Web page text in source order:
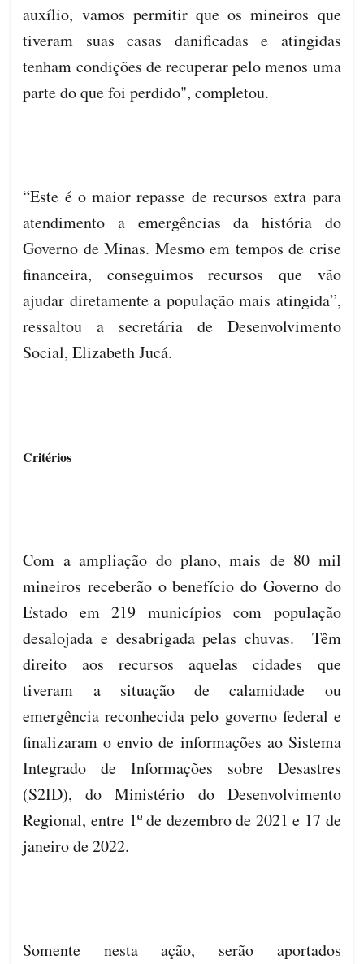
auxílio, vamos permitir que os mineiros que
tiveram suas casas danificadas e atingidas
tenham condições de recuperar pelo menos uma
parte do que foi perdido", completou.
“Este é o maior repasse de recursos extra para
atendimento a emergências da história do
Governo de Minas. Mesmo em tempos de crise
financeira, conseguimos recursos que vão
ajudar diretamente a população mais atingida”,
ressaltou a secretária de Desenvolvimento
Social, Elizabeth Jucá.
Critérios
Com a ampliação do plano, mais de 80 mil
mineiros receberão o benefício do Governo do
Estado em 219 municípios com população
desalojada e desabrigada pelas chuvas. Têm
direito aos recursos aquelas cidades que
tiveram a situação de calamidade ou
emergência reconhecida pelo governo federal e
finalizaram o envio de informações ao Sistema
Integrado de Informações sobre Desastres
(S2ID), do Ministério do Desenvolvimento
Regional, entre 1º de dezembro de 2021 e 17 de
janeiro de 2022.
Somente nesta ação, serão aportados